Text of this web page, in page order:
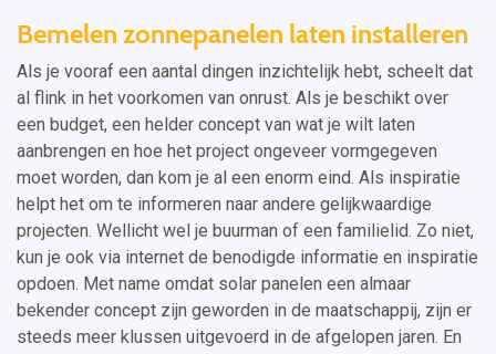
Bemelen zonnepanelen laten installeren
Als je vooraf een aantal dingen inzichtelijk hebt, scheelt dat
al flink in het voorkomen van onrust. Als je beschikt over
een budget, een helder concept van wat je wilt laten
aanbrengen en hoe het project ongeveer vormgegeven
moet worden, dan kom je al een enorm eind. Als inspiratie
helpt het om te informeren naar andere gelijkwaardige
projecten. Wellicht wel je buurman of een familielid. Zo niet,
kun je ook via internet de benodigde informatie en inspiratie
opdoen. Met name omdat solar panelen een almaar
bekender concept zijn geworden in de maatschappij, zijn er
steeds meer klussen uitgevoerd in de afgelopen jaren. En